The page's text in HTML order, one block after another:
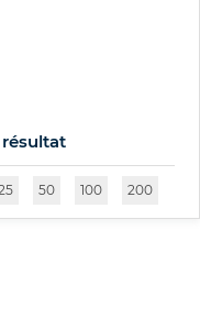
50 100 200